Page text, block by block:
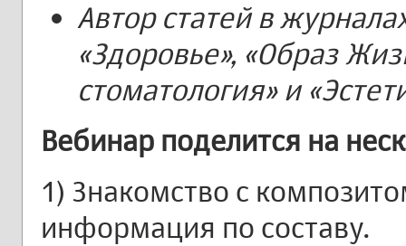
Автор статей в
«Здоровье», «Образ
стоматология» и
Вебинар поделится на
1) Знакомство с
информация по составу.